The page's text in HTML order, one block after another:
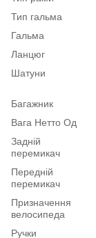
Тип гальма
Гальма
Ланцюг
Шатуни
Багажник
Вага Нетто Од
Задній
перемикач
Передній
перемикач
Призначення
велосипеда
Ручки